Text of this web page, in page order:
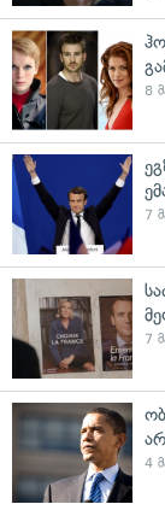
8
7
7
4